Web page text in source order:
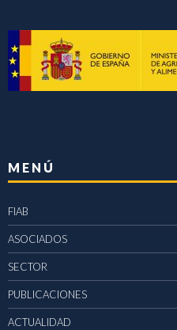
MENÚ
FIAB
ASOCIADOS
SECTOR
PUBLICACIONES
ACTUALIDAD